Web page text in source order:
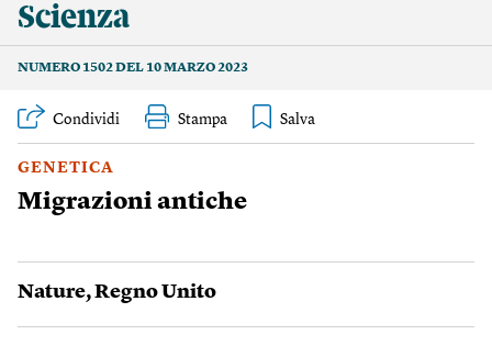
Scienza
NUMERO 1502 DEL 10 MARZO 2023
Condividi Stampa
GENETICA
Migrazioni antiche
Nature,Regno Unito